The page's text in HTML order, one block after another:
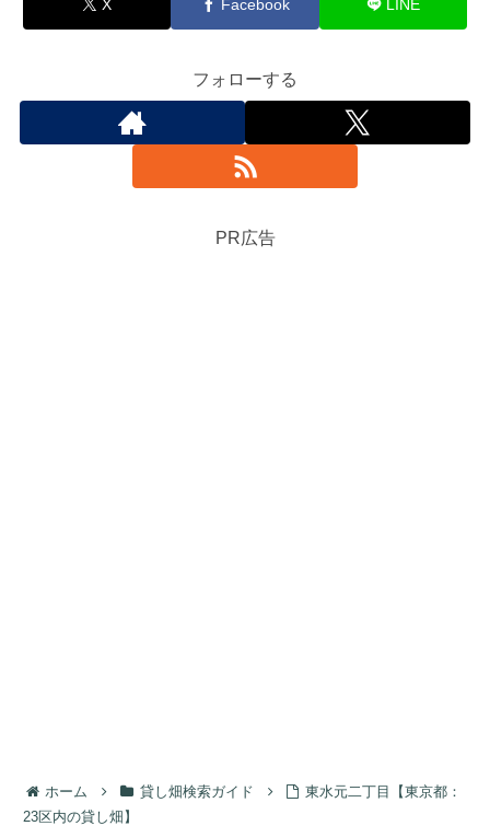
X Facebook LINE
フォローする
PR広告
ホーム 貸し畑検索ガイド
東水元二丁目【東京都：
23区内の貸し畑】